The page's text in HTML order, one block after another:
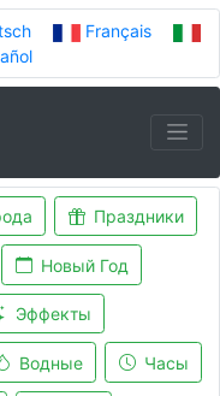
Français
Праздники
Новый Год
Эффекты
Водные Часы